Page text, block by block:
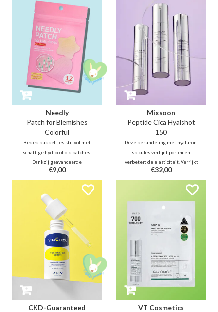
zichtbaar rimpels en poriën, en
verbetert de vitaliteit van de
aanpakt met salicylzuur,
madecassoside en niacinamide.
Needly
Patch for Blemishes
Colorful
Bedek pukkeltjes stijlvol met
schattige hydrocolloïd patches.
Dankzij geavanceerde
micronaald-technologie kalmeren
ze de ontsteking, versnellen ze
het herstel en vervagen ze
vlekjes met salicylzuur,
madecassoside en niacinamide.
€9,00
Mixsoon
Peptide Cica Hyalshot
150
Deze behandeling met hyaluron-
spicules verfijnt poriën en
verbetert de elasticiteit. Verrijkt
met kalmerende Centella en
herstellend PDRN voor diepe
voeding. Actieve ingrediënten
dringen diep door voor een
gehydrateerde, verjongde en
€32,00
CKD-Guaranteed
VT Cosmetics